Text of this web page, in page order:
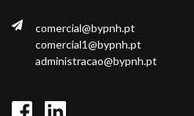
comercial@bypnh.pt
comercial1@bypnh.pt
administracao@bypnh.pt